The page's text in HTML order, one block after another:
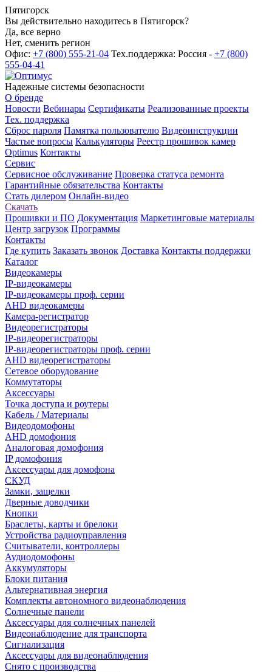
Пятигорск
Вы действительно находитесь в Пятигорск?
Да, все верно
Нет, сменить регион
Офис: +7 (800) 555-21-04 Тех.поддержка: Россия - +7 (800)
555-04-41
Надежные системы безопасности
О бренде
Новости Вебинары Сертификаты Реализованные проекты
Тех. поддержка
Сброс пароля Памятка пользователю Видеоинструкции
Частые вопросы Калькуляторы Реестр прошивок камер
Optimus Контакты
Сервис
Сервисное обслуживание Проверка статуса ремонта
Гарантийные обязательства Контакты
Стать дилером Онлайн-видео
Скачать
Прошивки и ПО Документация Маркетинговые материалы
Центр загрузок Программы
Контакты
Где купить Заказать звонок Доставка Контакты поддержки
Каталог
Видеокамеры
IP-видеокамеры
IP-видеокамеры проф. серии
AHD видеокамеры
Камера-регистратор
Видеорегистраторы
IP-видеорегистраторы
IP-видеорегистраторы проф. серии
AHD видеорегистраторы
Сетевое оборудование
Коммутаторы
Аксессуары
Точка доступа и роутеры
Кабель / Материалы
Видеодомофоны
AHD домофония
Аналоговая домофония
IP домофония
Аксессуары для домофона
СКУД
Замки, защелки
Дверные доводчики
Кнопки
Браслеты, карты и брелоки
Устройства радиоуправления
Считыватели, контроллеры
Аудиодомофоны
Аккумуляторы
Блоки питания
Альтернативная энергия
Комплекты автономного видеонаблюдения
Солнечные панели
Аксессуары для солнечных панелей
Видеонаблюдение для транспорта
Сигнализация
Аксессуары для видеонаблюдения
Снято с производства